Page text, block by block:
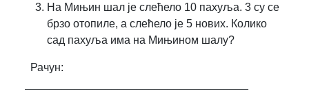
На Мињин шал је слећело 10 пахуља. 3 су се
брзо отопиле, а слећело је 5 нових. Колико
сад пахуља има на Мињином шалу?
Рачун: